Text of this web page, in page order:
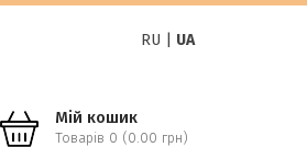
RU UA
Мій кошик
Товарів 0 (0.00 грн)